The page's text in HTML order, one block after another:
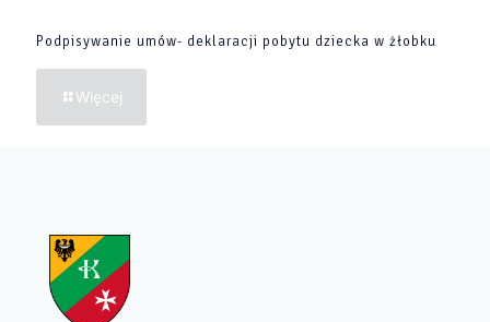
Podpisywanie umów- deklaracji pobytu dziecka w żłobku
Więcej